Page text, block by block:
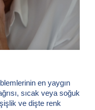
en yaygın
sıcak veya soğuk
ve dişte renk